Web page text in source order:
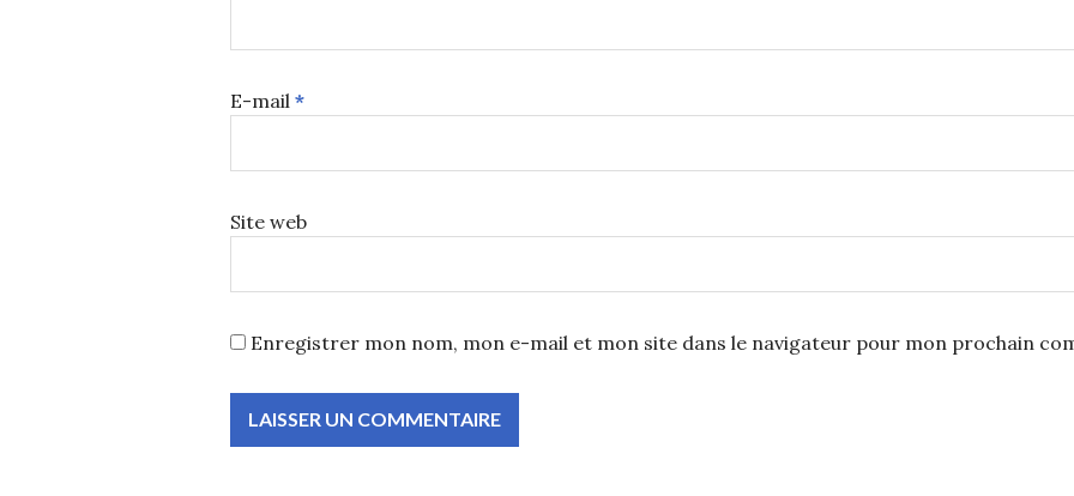
E-mail *
Site web
Enregistrer mon nom, mon e-mail et mon site dans le navigateur pour mon prochain